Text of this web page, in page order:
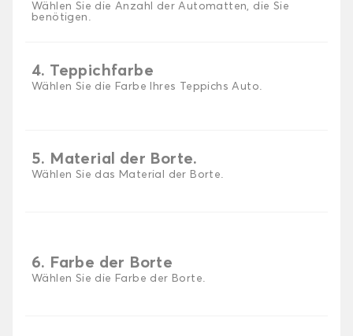
Wählen Sie die Anzahl der Automatten, die Sie
benötigen.
4. Teppichfarbe
Wählen Sie die Farbe Ihres Teppichs Auto.
5. Material der Borte.
Wählen Sie das Material der Borte.
6. Farbe der Borte
Wählen Sie die Farbe der Borte.